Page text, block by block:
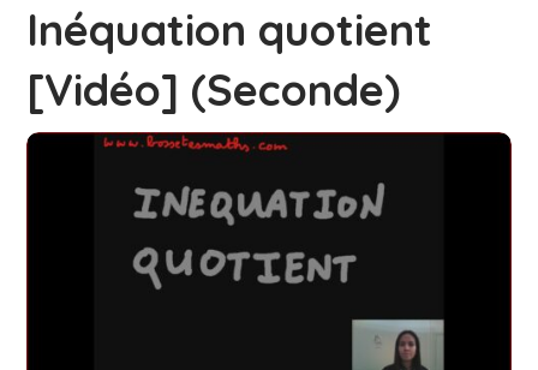
Inéquation quotient
[Vidéo] (Seconde)